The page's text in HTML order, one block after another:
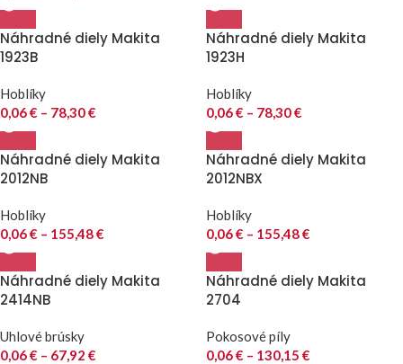
Náhradné diely Makita
1923B
Hoblíky
0,06€ – 78,30€
Náhradné diely Makita
1923H
Hoblíky
0,06€ – 78,30€
Náhradné diely Makita
2012NB
Hoblíky
0,06€ – 155,48€
Náhradné diely Makita
2012NBX
Hoblíky
0,06€ – 155,48€
Náhradné diely Makita
2414NB
Uhlové brúsky
0,06€ – 67,92 €
Náhradné diely Makita
2704
Pokosové píly
0,06€ – 130,15 €